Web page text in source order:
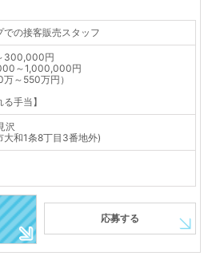
での接客販売スタッフ
300,000円
～1,000,000円
～550万円）
手当】
沢
大和1条8丁目3番地外)
応募する